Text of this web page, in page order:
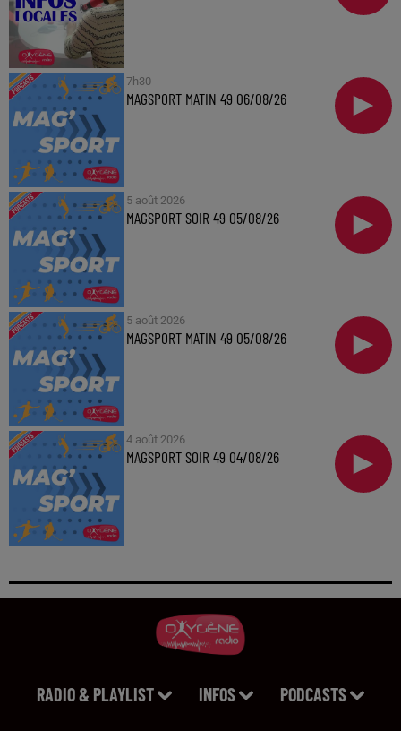
7h30
MAGSPORT MATIN 49 06/08/26
5 août 2026
MAGSPORT SOIR 49 05/08/26
5 août 2026
MAGSPORT MATIN 49 05/08/26
4 août 2026
MAGSPORT SOIR 49 04/08/26
RADIO & PLAYLIST INFOS PODCASTS